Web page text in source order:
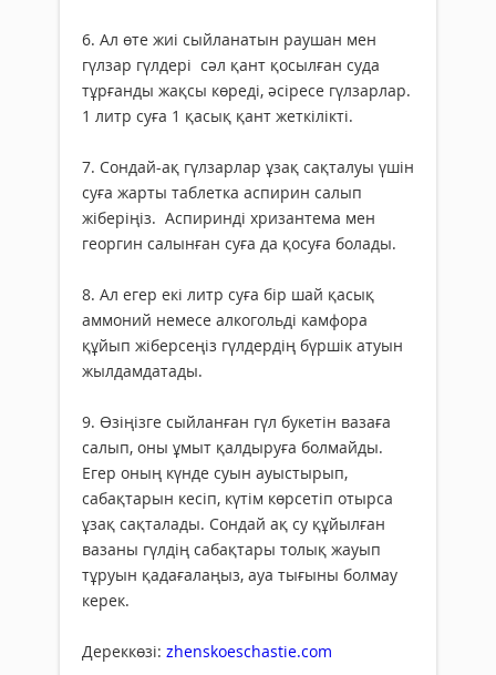
6. Ал өте жиі сыйланатын раушан мен
гүлзар гүлдері сәл қант қосылған суда
тұрғанды жақсы көреді, әсіресе гүлзарлар.
1 литр суға 1 қасық қант жеткілікті.
7. Сондай-ақ гүлзарлар ұзақ сақталуы үшін
суға жарты таблетка аспирин салып
жіберіңіз. Аспиринді хризантема мен
георгин салынған суға да қосуға болады.
8. Ал егер екі литр суға бір шай қасық
аммоний немесе алкогольді камфора
құйып жіберсеңіз гүлдердің бүршік атуын
жылдамдатады.
9. Өзіңізге сыйланған гүл букетін вазаға
салып, оны ұмыт қалдыруға болмайды.
Егер оның күнде суын ауыстырып,
сабақтарын кесіп, күтім көрсетіп отырса
ұзақ сақталады. Сондай ақ су құйылған
вазаны гүлдің сабақтары толық жауып
тұруын қадағалаңыз, ауа тығыны болмау
керек.
Дереккөзі: zhenskoeschastie.com